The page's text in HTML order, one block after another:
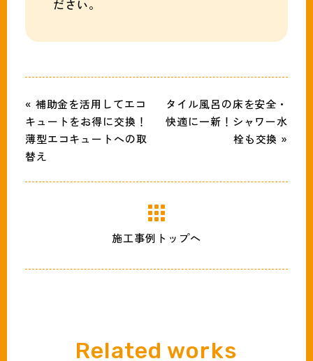
ださい。
« 補助金を活用してエコ
キュートをお得に交換！
薄型エコキュートへの取
替え
タイル風呂の床を安全・
快適に一新！シャワー水
栓も交換 »
施工事例トップへ